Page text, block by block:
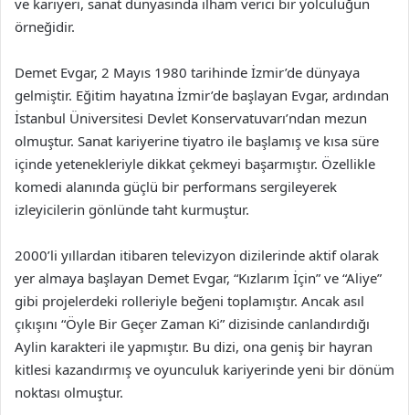
ve kariyeri, sanat dünyasında ilham verici bir yolculuğun
örneğidir.
Demet Evgar, 2 Mayıs 1980 tarihinde İzmir’de dünyaya
gelmiştir. Eğitim hayatına İzmir’de başlayan Evgar, ardından
İstanbul Üniversitesi Devlet Konservatuvarı’ndan mezun
olmuştur. Sanat kariyerine tiyatro ile başlamış ve kısa süre
içinde yetenekleriyle dikkat çekmeyi başarmıştır. Özellikle
komedi alanında güçlü bir performans sergileyerek
izleyicilerin gönlünde taht kurmuştur.
2000’li yıllardan itibaren televizyon dizilerinde aktif olarak
yer almaya başlayan Demet Evgar, “Kızlarım İçin” ve “Aliye”
gibi projelerdeki rolleriyle beğeni toplamıştır. Ancak asıl
çıkışını “Öyle Bir Geçer Zaman Ki” dizisinde canlandırdığı
Aylin karakteri ile yapmıştır. Bu dizi, ona geniş bir hayran
kitlesi kazandırmış ve oyunculuk kariyerinde yeni bir dönüm
noktası olmuştur.